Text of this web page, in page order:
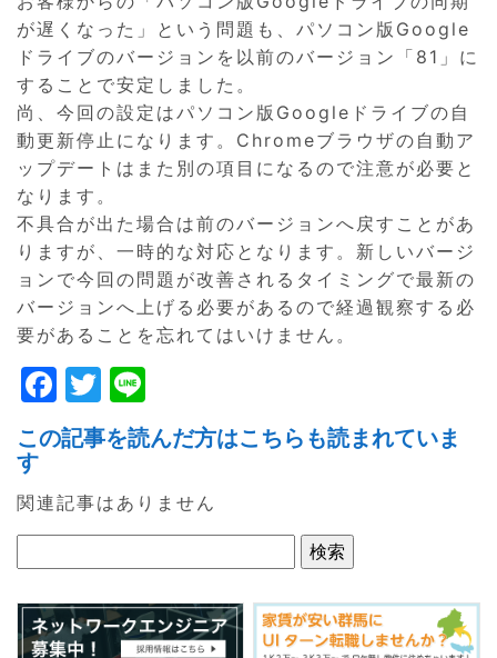
が遅くなった」という問題も、パソコン版Google
ドライブのバージョンを以前のバージョン「81」に
することで安定しました。
尚、今回の設定はパソコン版Googleドライブの自
動更新停止になります。Chromeブラウザの自動ア
ップデートはまた別の項目になるので注意が必要と
なります。
不具合が出た場合は前のバージョンへ戻すことがあ
りますが、一時的な対応となります。新しいバージ
ョンで今回の問題が改善されるタイミングで最新の
バージョンへ上げる必要があるので経過観察する必
要があることを忘れてはいけません。
F
a
c
e
b
o
o
k
T
w
itt
er
n
e
この記事を読んだ方はこちらも読まれていま
す
関連記事はありません